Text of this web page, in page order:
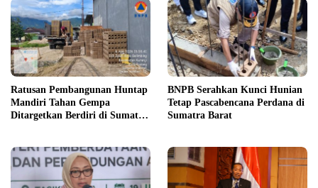
Ratusan Pembangunan Huntap
Mandiri Tahan Gempa
Ditargetkan Berdiri di Sumatra
BNPB Serahkan Kunci Hunian
Tetap Pascabencana Perdana di
Sumatra Barat